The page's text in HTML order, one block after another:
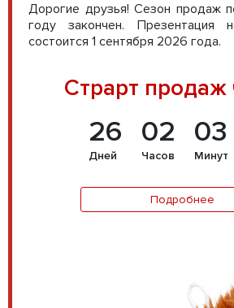
Дорогие друзья! Сезон продаж
году закончен. Презентация
состоится 1 сентября 2026 года.
Страрт продаж
26
Дней
02
Часов
03
Минут
Подробнее